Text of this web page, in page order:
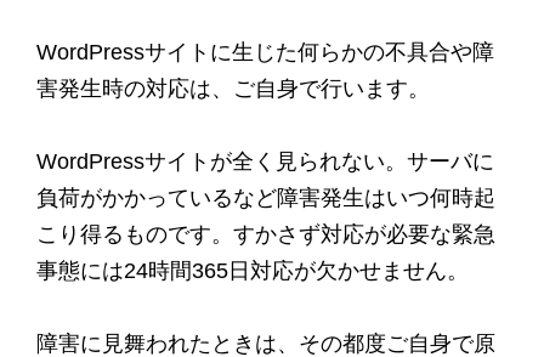
WordPressサイトに生じた何らかの不具合や障
害発生時の対応は、ご自身で行います。
WordPressサイトが全く見られない。サーバに
負荷がかかっているなど障害発生はいつ何時起
こり得るものです。すかさず対応が必要な緊急
事態には24時間365日対応が欠かせません。
障害に見舞われたときは、その都度ご自身で原